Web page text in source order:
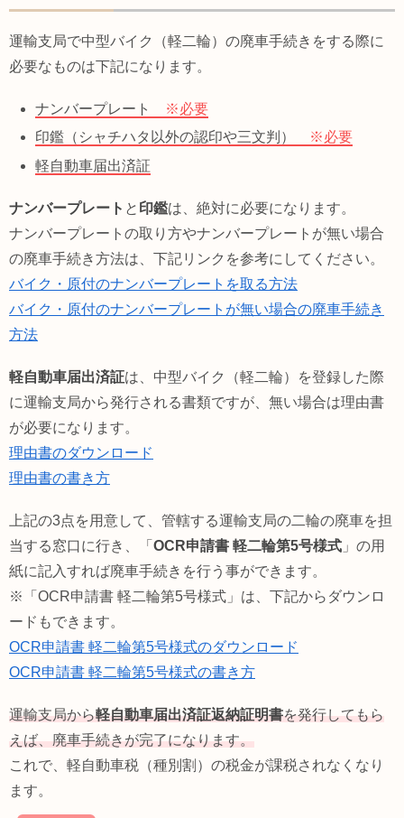
運輸支局で中型バイク（軽二輪）の廃車手続きをする際に
必要なものは下記になります。
ナンバープレート
※必要
印鑑（シャチハタ以外の認印や三文判）
※必要
軽自動車届出済証
ナンバープレート と 印鑑は、絶対に必要になります。
ナンバープレートの取り方やナンバープレートが無い場合
の廃車手続き方法は、下記リンクを参考にしてください。
バイク・原付のナンバープレートを取る方法
バイク・原付のナンバープレートが無い場合の廃車手続き
方法
軽自動車届出済証は、中型バイク（軽二輪）を登録した際
に運輸支局から発行される書類ですが、無い場合は理由書
が必要になります。
理由書のダウンロード
理由書の書き方
上記の3点を用意して、管轄する運輸支局の二輪の廃車を担
当する窓口に行き、「 OCR申請書 軽二輪第5号様式 」の用
紙に記入すれば廃車手続きを行う事ができます。
※「OCR申請書 軽二輪第5号様式」は、下記からダウンロ
ードもできます。
OCR申請書 軽二輪第5号様式のダウンロード
OCR申請書 軽二輪第5号様式の書き方
運輸支局から軽自動車届出済証返納証明書を発行してもら
えば、廃車手続きが完了になります。
これで、軽自動車税（種別割）の税金が課税されなくなり
ます。